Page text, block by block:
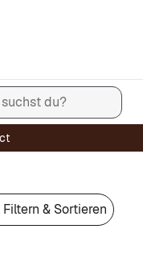
du?
Filtern & Sortieren